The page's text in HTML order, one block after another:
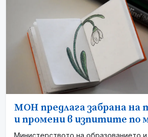
МОН предлага забрана на
и промени в изпитите
Министерството на образованието